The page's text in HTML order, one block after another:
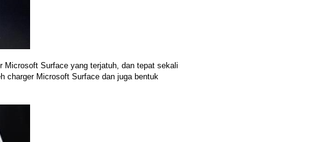
Surface yang terjatuh, dan tepat sekali
charger Microsoft Surface dan juga bentuk